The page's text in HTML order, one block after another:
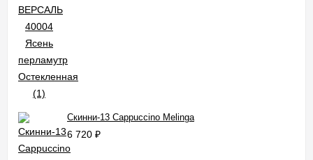
Скинни-13 Cappuccino Melinga
6 720 ₽